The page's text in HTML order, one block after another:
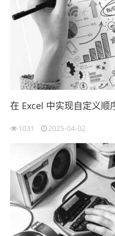
在 Excel 中实现自定义顺
1031 2025-04-02